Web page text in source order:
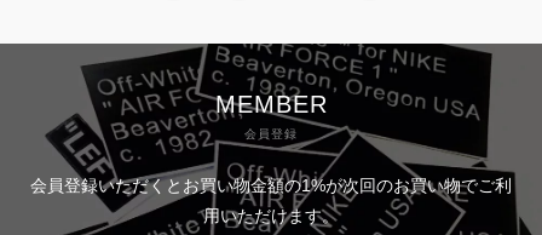
MEMBER
会員登録
会員登録いただくとお買い物金額の1%が次回のお買い物でご利
用いただけます。